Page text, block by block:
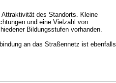
Attraktivität des Standorts. Kleine
und eine Vielzahl von
Bildungsstufen vorhanden.
an das Straßennetz ist ebenfalls